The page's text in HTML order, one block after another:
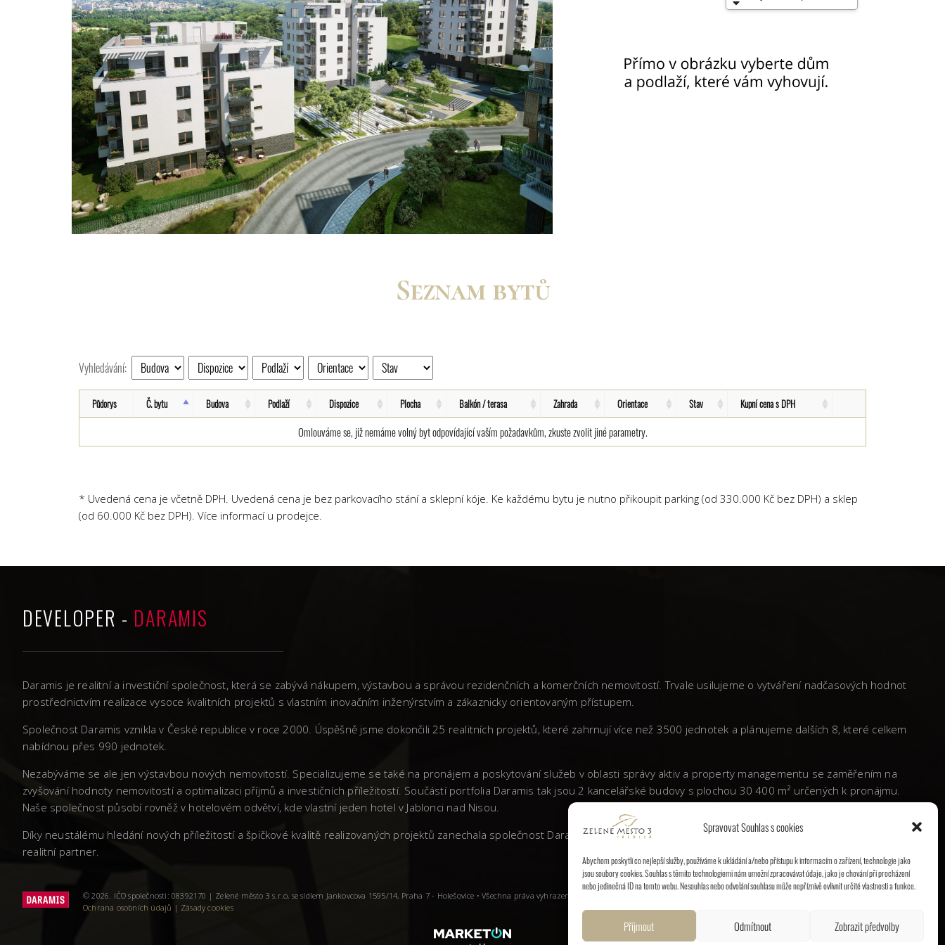
Spravovat Souhlas s cookies
Abychom poskytli co nejlepší služby, používáme k ukládání a/nebo přístupu k informacím o zařízení, technologie jako
jsou soubory cookies. Souhlas s těmito technologiemi nám umožní zpracovávat údaje, jako je chování při procházení
nebo jedinečná ID na tomto webu. Nesouhlas nebo odvolání souhlasu může nepříznivě ovlivnit určité vlastnosti a funkce.
Příjmout Odmítnout Zobrazit předvolby
Seznam bytů
Vyhledávání:
Půdorys Č. bytu Budova Podlaží Dispozice Plocha Balkón / terasa Zahrada Orientace Stav Kupní cena s DPH
Omlouváme se, již nemáme volný byt odpovídající vaším požadavkům, zkuste zvolit jiné parametry.
* Uvedená cena je včetně DPH. Uvedená cena je bez parkovacího stání a sklepní kóje. Ke každému bytu je nutno přikoupit parking (od 330.000 Kč bez DPH) a sklep
(od 60.000 Kč bez DPH). Více informací u prodejce.
DEVELOPER - DARAMIS
Daramis je realitní a investiční společnost, která se zabývá nákupem, výstavbou a správou rezidenčních a komerčních nemovitostí. Trvale usilujeme o vytváření nadčasových hodnot
prostřednictvím realizace vysoce kvalitních projektů s vlastním inovačním inženýrstvím a zákaznicky orientovaným přístupem.
Společnost Daramis vznikla v České republice v roce 2000. Úspěšně jsme dokončili 25 realitních projektů, které zahrnují více než 3500 jednotek a plánujeme dalších 8, které celkem
nabídnou přes 990 jednotek.
Nezabýváme se ale jen výstavbou nových nemovitostí. Specializujeme se také na pronájem a poskytování služeb v oblasti správy aktiv a property managementu se zaměřením na
zvyšování hodnoty nemovitostí a optimalizaci příjmů a investičních příležitostí. Součástí portfolia Daramis tak jsou 2 kancelářské budovy s plochou 30 400 m² určených k pronájmu.
Naše společnost působí rovněž v hotelovém odvětví, kde vlastní jeden hotel v Jablonci nad Nisou.
Díky neustálému hledání nových příležitostí a špičkové kvalitě realizovaných projektů zanechala společnost Daramis v České republice výraznou stopu a etablovala se jako vyhledávaný
realitní partner.
© 2026. IČO společnosti: 08392170 | Zelené město 3 s.r.o, se sídlem Jankovcova 1595/14, Praha 7 - Holešovice • Všechna práva vyhrazena.
Ochrana osobních údajů | Zásady cookies